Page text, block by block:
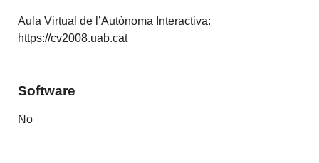
Aula Virtual de l’Autònoma Interactiva:
https://cv2008.uab.cat
Software
No